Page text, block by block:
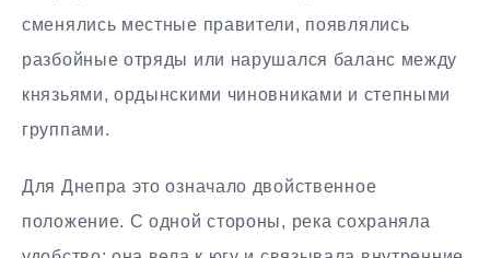
сменялись местные правители, появлялись
разбойные отряды или нарушался баланс между
князьями, ордынскими чиновниками и степными
группами.
Для Днепра это означало двойственное
положение. С одной стороны, река сохраняла